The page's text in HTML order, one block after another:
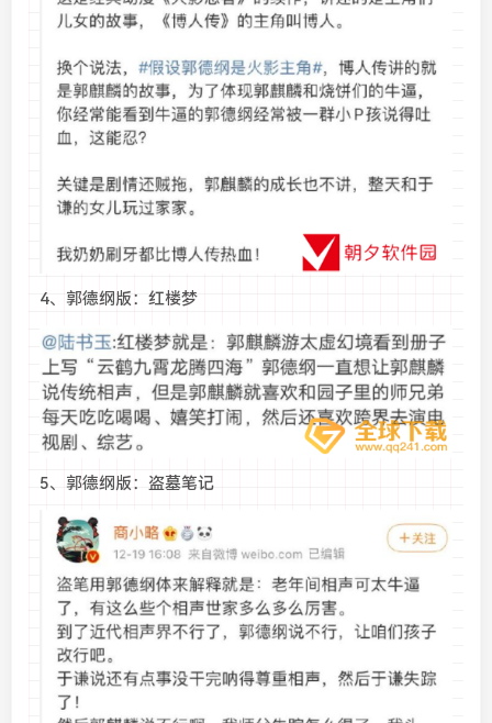
4、郭德纲版：红楼梦
5、郭德纲版：盗墓笔记